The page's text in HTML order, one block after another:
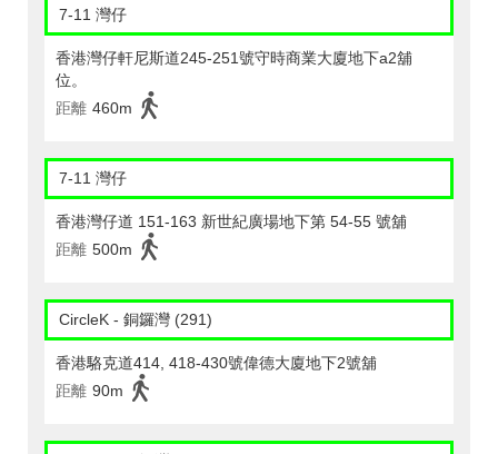
7-11 灣仔
香港灣仔軒尼斯道245-251號守時商業大廈地下a2舖
位。
距離 460m
7-11 灣仔
香港灣仔道 151-163 新世紀廣場地下第 54-55 號舖
距離 500m
CircleK - 銅鑼灣 (291)
香港駱克道414, 418-430號偉德大廈地下2號舖
距離 90m